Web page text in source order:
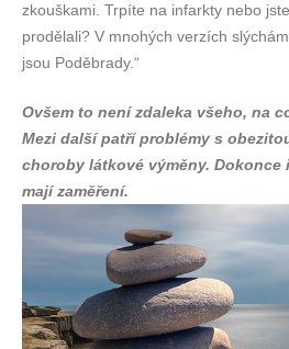
zkouškami. Trpíte na infarkty nebo
prodělali? V mnohých verzích
jsou Poděbrady.“
Ovšem to není zdaleka všeho, na
Mezi další patří problémy s
choroby látkové výměny. Dokonce
mají zaměření.